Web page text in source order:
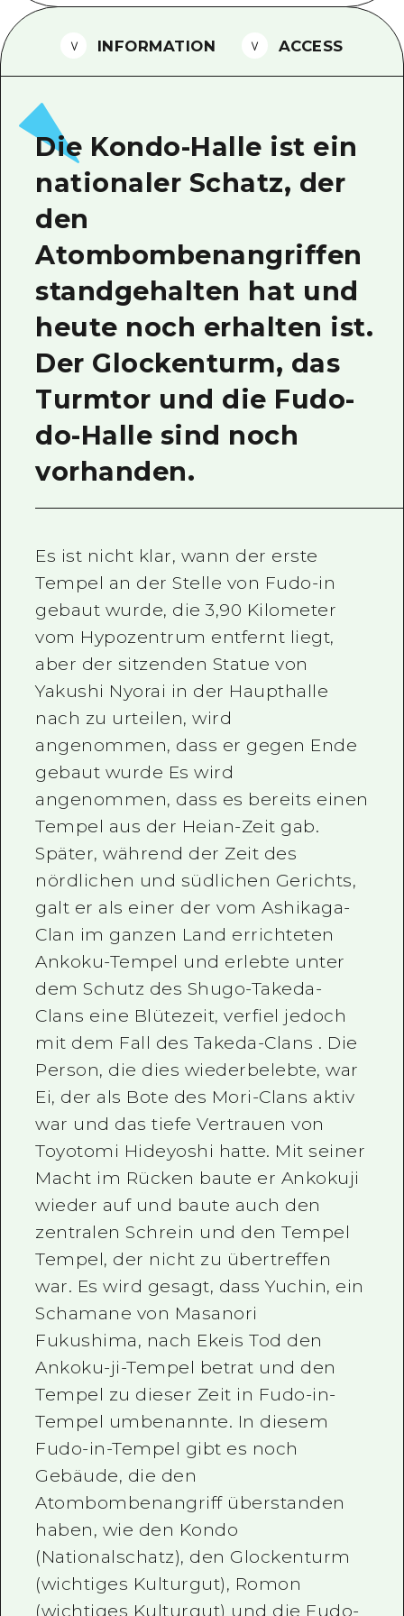
Foto-Download
Transportinformationen bei
INFORMATION ACCESS
Die Kondo-Halle ist ein
nationaler Schatz, der
den
Atombombenangriffen
standgehalten hat und
heute noch erhalten ist.
Der Glockenturm, das
Turmtor und die Fudo-
do-Halle sind noch
vorhanden.
Es ist nicht klar, wann der erste
Tempel an der Stelle von Fudo-in
gebaut wurde, die 3,90 Kilometer
vom Hypozentrum entfernt liegt,
aber der sitzenden Statue von
Yakushi Nyorai in der Haupthalle
nach zu urteilen, wird
angenommen, dass er gegen Ende
gebaut wurde Es wird
angenommen, dass es bereits einen
Tempel aus der Heian-Zeit gab.
Später, während der Zeit des
nördlichen und südlichen Gerichts,
galt er als einer der vom Ashikaga-
Clan im ganzen Land errichteten
Ankoku-Tempel und erlebte unter
dem Schutz des Shugo-Takeda-
Clans eine Blütezeit, verfiel jedoch
mit dem Fall des Takeda-Clans . Die
Person, die dies wiederbelebte, war
Ei, der als Bote des Mori-Clans aktiv
war und das tiefe Vertrauen von
Toyotomi Hideyoshi hatte. Mit seiner
Macht im Rücken baute er Ankokuji
wieder auf und baute auch den
zentralen Schrein und den Tempel
Tempel, der nicht zu übertreffen
war. Es wird gesagt, dass Yuchin, ein
Schamane von Masanori
Fukushima, nach Ekeis Tod den
Ankoku-ji-Tempel betrat und den
Tempel zu dieser Zeit in Fudo-in-
Tempel umbenannte. In diesem
Fudo-in-Tempel gibt es noch
Gebäude, die den
Atombombenangriff überstanden
haben, wie den Kondo
(Nationalschatz), den Glockenturm
(wichtiges Kulturgut), Romon
(wichtiges Kulturgut) und die Fudo-